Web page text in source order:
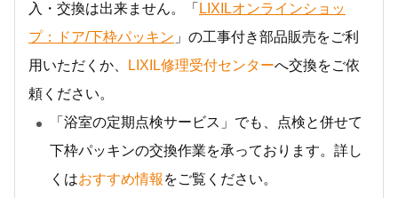
入・交換は出来ません。「 LIXILオンラインショッ
プ：ドア/下枠パッキン 」の工事付き部品販売をご利
用いただくか、
LIXIL修理受付センターへ交換をご依
頼ください。
「浴室の定期点検サービス」でも、点検と併せて
下枠パッキンの交換作業を承っております。詳し
くはおすすめ情報 をご覧ください。